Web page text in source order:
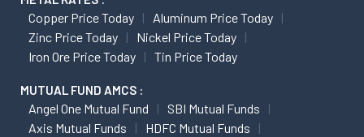
Copper Price Today
Aluminum Price Today
Zinc Price Today
Nickel Price Today
Iron Ore Price Today
Tin Price Today
MUTUAL FUND AMCS :
Angel One Mutual Fund
SBI Mutual Funds
Axis Mutual Funds
HDFC Mutual Funds